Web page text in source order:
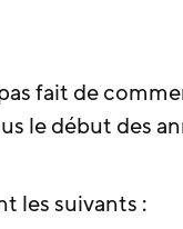
fait de
le début des
les suivants :